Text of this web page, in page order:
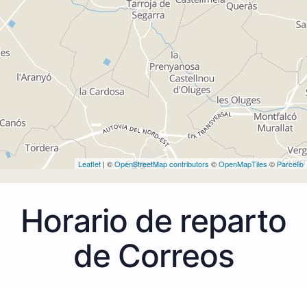
Leaflet | ©OpenStreetMap contributors ©OpenMapTiles © Parcello
Horario de reparto
de Correos